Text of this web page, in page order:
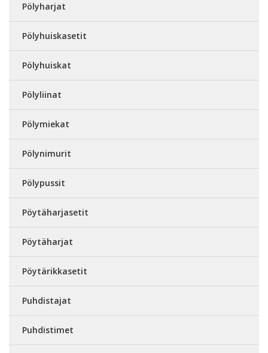
Pölyharjat
Pölyhuiskasetit
Pölyhuiskat
Pölyliinat
Pölymiekat
Pölynimurit
Pölypussit
Pöytäharjasetit
Pöytäharjat
Pöytärikkasetit
Puhdistajat
Puhdistimet